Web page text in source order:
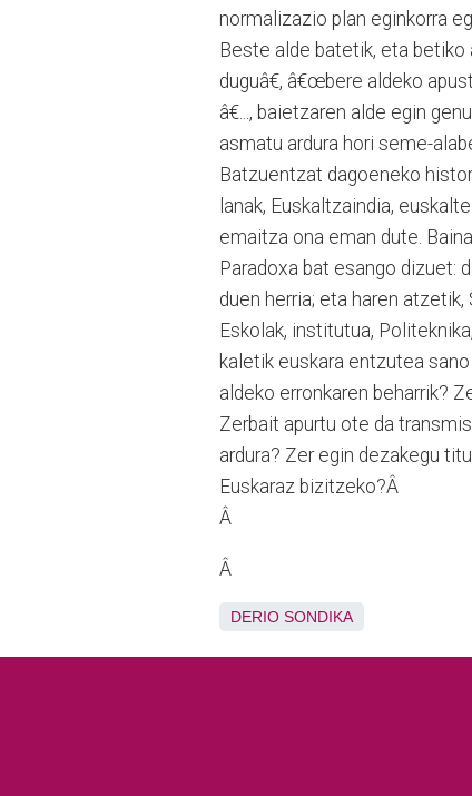
normalizazio plan eginkorra
Beste alde batetik, eta betiko
duguâ€, â€œbere aldeko
â€..., baietzaren alde egin
asmatu ardura hori seme-
Batzuentzat dagoeneko
lanak, Euskaltzaindia,
emaitza ona eman dute.
Paradoxa bat esango dizuet:
duen herria; eta haren atzetik,
Eskolak, institutua,
kaletik euskara entzutea
aldeko erronkaren beharrik?
Zerbait apurtu ote da
ardura? Zer egin dezakegu
Euskaraz bizitzeko?Â
Â
Â
DERIO SONDIKA